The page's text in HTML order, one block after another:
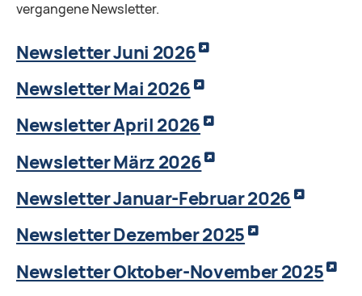
vergangene Newsletter.
Newsletter Juni 2026
Newsletter Mai 2026
Newsletter April 2026
Newsletter März 2026
Newsletter Januar-Februar 2026
Newsletter Dezember 2025
Newsletter Oktober-November 2025